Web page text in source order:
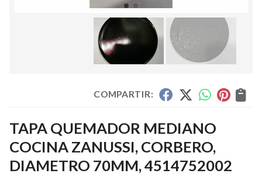
COMPARTIR:
TAPA QUEMADOR MEDIANO
COCINA ZANUSSI, CORBERO,
DIAMETRO 70MM, 4514752002